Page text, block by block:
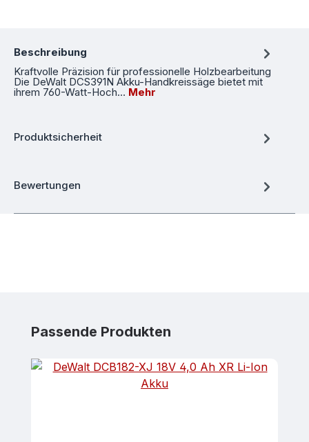
Beschreibung
Kraftvolle Präzision für professionelle Holzbearbeitung
Die DeWalt DCS391N Akku-Handkreissäge bietet mit
ihrem 760-Watt-Hoch… Mehr
Produktsicherheit
Bewertungen
Produktgalerie überspringen
Passende Produkten